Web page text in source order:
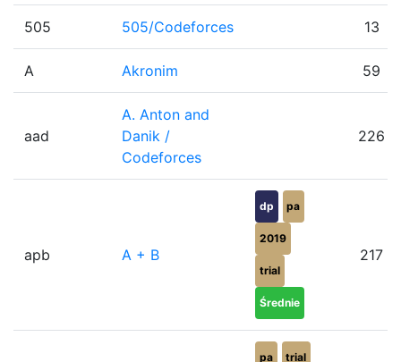
505 505/Codeforces 13
A Akronim 59
aad
A. Anton and
Danik /
Codeforces
226
apb A + B
dp pa
2019
trial
Średnie
217
pa trial